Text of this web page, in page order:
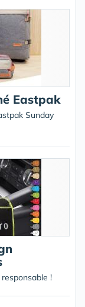
Eastpak
Sunday
!